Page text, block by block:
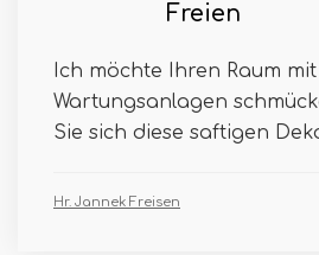
Freien
Ich möchte Ihren Raum
Wartungsanlagen
Sie sich diese saftigen
Hr. Jannek Freisen